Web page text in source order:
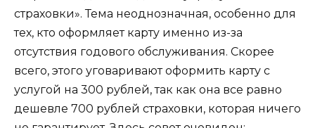
страховки». Тема неоднозначная, особенно для
тех, кто оформляет карту именно из-за
отсутствия годового обслуживания. Скорее
всего, этого уговаривают оформить карту с
услугой на 300 рублей, так как она все равно
дешевле 700 рублей страховки, которая ничего